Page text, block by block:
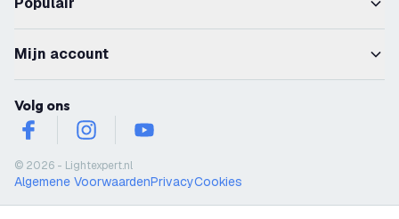
Mijn account
Volg ons
facebookinstagramyoutube
© 2026 - Lightexpert.nl
Algemene VoorwaardenPrivacyCookies